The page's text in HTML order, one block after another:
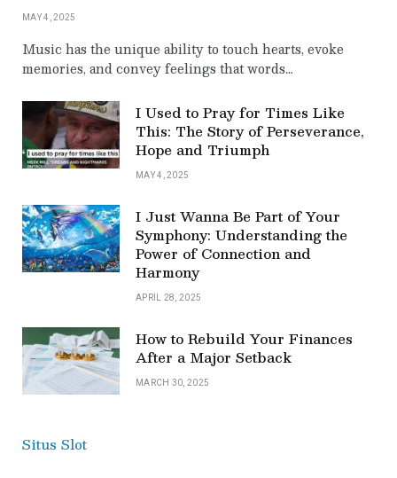
MAY 4, 2025
Music has the unique ability to touch hearts, evoke
memories, and convey feelings that words…
I Used to Pray for Times Like
This: The Story of Perseverance,
Hope and Triumph
MAY 4, 2025
I Just Wanna Be Part of Your
Symphony: Understanding the
Power of Connection and
Harmony
APRIL 28, 2025
How to Rebuild Your Finances
After a Major Setback
MARCH 30, 2025
Situs Slot